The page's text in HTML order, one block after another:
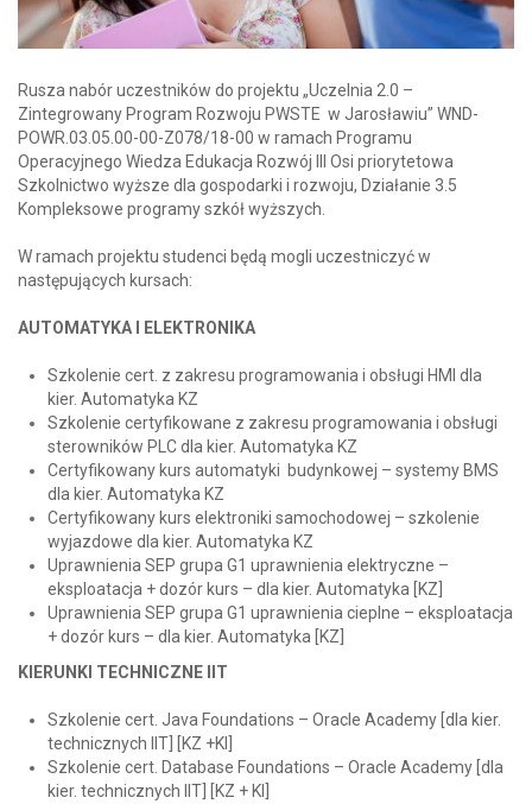
Rusza nabór uczestników do projektu „Uczelnia 2.0 –
Zintegrowany Program Rozwoju PWSTE w Jarosławiu” WND-
POWR.03.05.00-00-Z078/18-00 w ramach Programu
Operacyjnego Wiedza Edukacja Rozwój III Osi priorytetowa
Szkolnictwo wyższe dla gospodarki i rozwoju, Działanie 3.5
Kompleksowe programy szkół wyższych.
W ramach projektu studenci będą mogli uczestniczyć w
następujących kursach:
AUTOMATYKA I ELEKTRONIKA
Szkolenie cert. z zakresu programowania i obsługi HMI dla
kier. Automatyka KZ
Szkolenie certyfikowane z zakresu programowania i obsługi
sterowników PLC dla kier. Automatyka KZ
Certyfikowany kurs automatyki budynkowej – systemy BMS
dla kier. Automatyka KZ
Certyfikowany kurs elektroniki samochodowej – szkolenie
wyjazdowe dla kier. Automatyka KZ
Uprawnienia SEP grupa G1 uprawnienia elektryczne –
eksploatacja + dozór kurs – dla kier. Automatyka [KZ]
Uprawnienia SEP grupa G1 uprawnienia cieplne – eksploatacja
+ dozór kurs – dla kier. Automatyka [KZ]
KIERUNKI TECHNICZNE IIT
Szkolenie cert. Java Foundations – Oracle Academy [dla kier.
technicznych IIT] [KZ +KI]
Szkolenie cert. Database Foundations – Oracle Academy [dla
kier. technicznych IIT] [KZ + KI]